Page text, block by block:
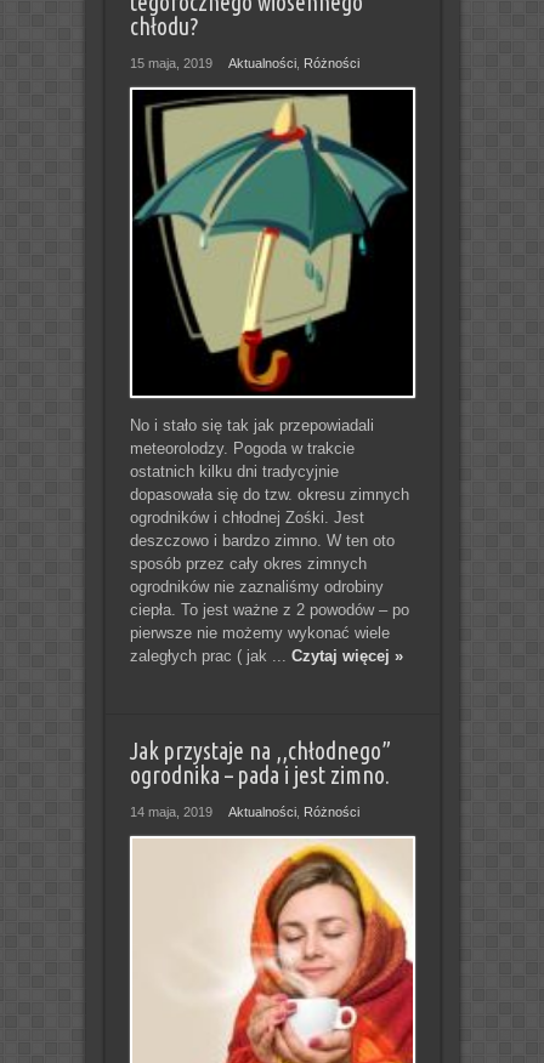
chłodu?
15 maja, 2019 Aktualności, Różności
No i stało się tak jak przepowiadali
meteorolodzy. Pogoda w trakcie
ostatnich kilku dni tradycyjnie
dopasowała się do tzw. okresu zimnych
ogrodników i chłodnej Zośki. Jest
deszczowo i bardzo zimno. W ten oto
sposób przez cały okres zimnych
ogrodników nie zaznaliśmy odrobiny
ciepła. To jest ważne z 2 powodów – po
pierwsze nie możemy wykonać wiele
zaległych prac ( jak ... Czytaj więcej »
Jak przystaje na ,,chłodnego”
ogrodnika – pada i jest zimno.
14 maja, 2019 Aktualności, Różności